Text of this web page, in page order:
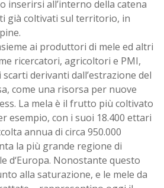
inserirsi all’interno della catena
già coltivati sul territorio, in
ai produttori di mele ed altri
ricercatori, agricoltori e PMI,
derivanti dall’estrazione del
come una risorsa per nuove
La mela è il frutto più coltivato
esempio, con i suoi 18.400 ettari
annua di circa 950.000
la più grande regione di
d‘Europa. Nonostante questo
alla saturazione, e le mele da